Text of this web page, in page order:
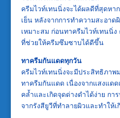
ครีมไวท์เทนนิ่งจะได้ผลดีที่สุดหา
เย็น หลังจากการทำความสะอา
เหมาะสม ก่อนทาครีมไวท์เทนนิ่
ที่ช่วยให้ครีมซึมซาบได้ดีขึ้น
ทาครีมกันแดดทุกวัน
ครีมไวท์เทนนิ่งจะมีประสิทธิภา
ทาครีมกันแดด เนื่องจากแสงแด
คล้ำและเกิดจุดด่างดำได้ง่าย ก
จากรังสียูวีที่ทำลายผิวและทำให้